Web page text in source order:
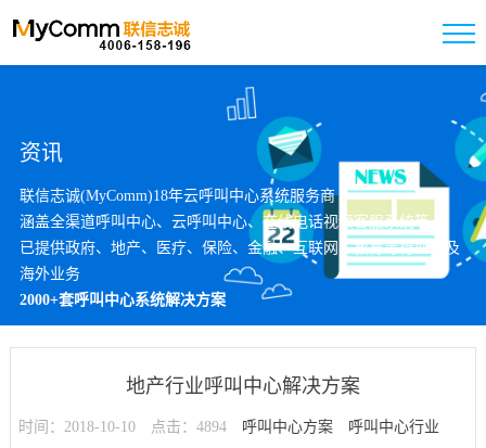
资讯
联信志诚(MyComm)18年云呼叫中心系统服务商
涵盖全渠道呼叫中心、云呼叫中心、在线电话视频客服系统等
已提供政府、地产、医疗、保险、金融、互联网、教育等行业以及
海外业务
2000+套呼叫中心系统解决方案
地产行业呼叫中心解决方案
时间：2018-10-10 点击：4894 呼叫中心方案 呼叫中心行业